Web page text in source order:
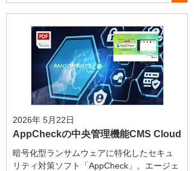
2026年 5月22日
AppCheckの中央管理機能CMS Cloud
暗号化型ランサムウェアに特化したセキュ
リティ対策ソフト「AppCheck」。エージェ